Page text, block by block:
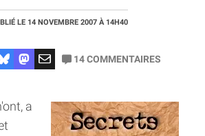
LE 14 NOVEMBRE 2007 À 14H40
14COMMENTAIRES
a